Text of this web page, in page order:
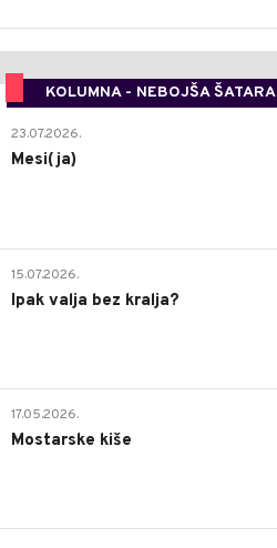
KOLUMNA - NEBOJŠA ŠATARA
23.07.2026.
Mesi(ja)
15.07.2026.
Ipak valja bez kralja?
17.05.2026.
Mostarske kiše